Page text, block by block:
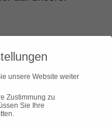
Straße 1, 30559
unsere Website weiter
Zustimmung zu
Sie Ihre